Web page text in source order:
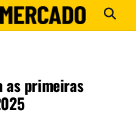
as primeiras